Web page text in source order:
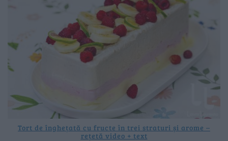
Tort de înghețată cu fructe în trei straturi și arome –
rețetă video + text